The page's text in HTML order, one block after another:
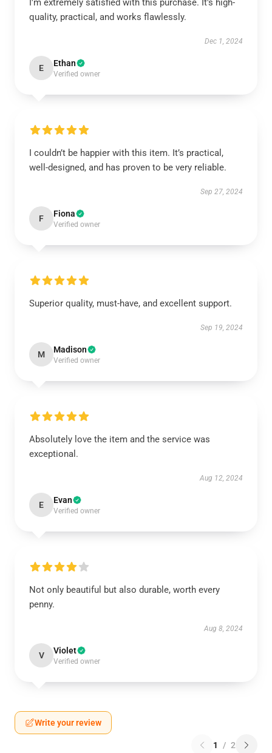
I'm extremely satisfied with this purchase. It's high-
quality, practical, and works flawlessly.
Dec 1, 2024
E Ethan
Verified owner
I couldn’t be happier with this item. It’s practical,
well-designed, and has proven to be very reliable.
Sep 27, 2024
F Fiona
Verified owner
Superior quality, must-have, and excellent support.
Sep 19, 2024
M Madison
Verified owner
Absolutely love the item and the service was
exceptional.
Aug 12, 2024
E Evan
Verified owner
Not only beautiful but also durable, worth every
penny.
Aug 8, 2024
V Violet
Verified owner
Write your review
1 / 2